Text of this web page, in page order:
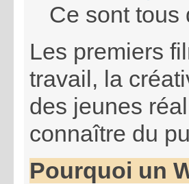
Ce sont tous
Les premiers
travail, la
des jeunes
connaître du
Pourquoi un